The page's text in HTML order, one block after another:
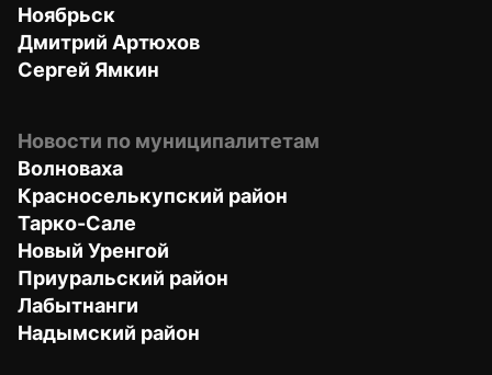
Ноябрьск
Дмитрий Артюхов
Сергей Ямкин
Новости по муниципалитетам
Волноваха
Красноселькупский район
Тарко-Сале
Новый Уренгой
Приуральский район
Лабытнанги
Надымский район